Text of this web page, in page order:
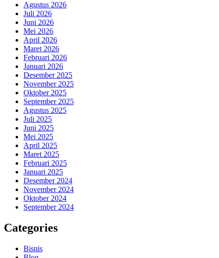
Agustus 2026
Juli 2026
Juni 2026
Mei 2026
April 2026
Maret 2026
Februari 2026
Januari 2026
Desember 2025
November 2025
Oktober 2025
September 2025
Agustus 2025
Juli 2025
Juni 2025
Mei 2025
April 2025
Maret 2025
Februari 2025
Januari 2025
Desember 2024
November 2024
Oktober 2024
September 2024
Categories
Bisnis